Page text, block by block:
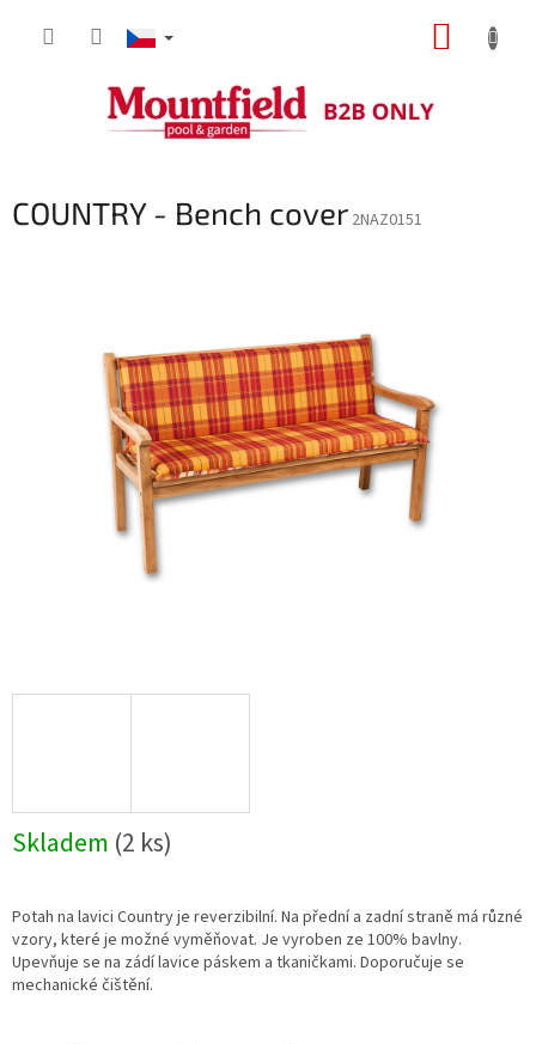
COUNTRY - Bench cover 2NAZ0151
Skladem (2 ks)
Potah na lavici Country je reverzibilní. Na přední a zadní straně má různé
vzory, které je možné vyměňovat. Je vyroben ze 100% bavlny.
Upevňuje se na zádí lavice páskem a tkaničkami. Doporučuje se
mechanické čištění.